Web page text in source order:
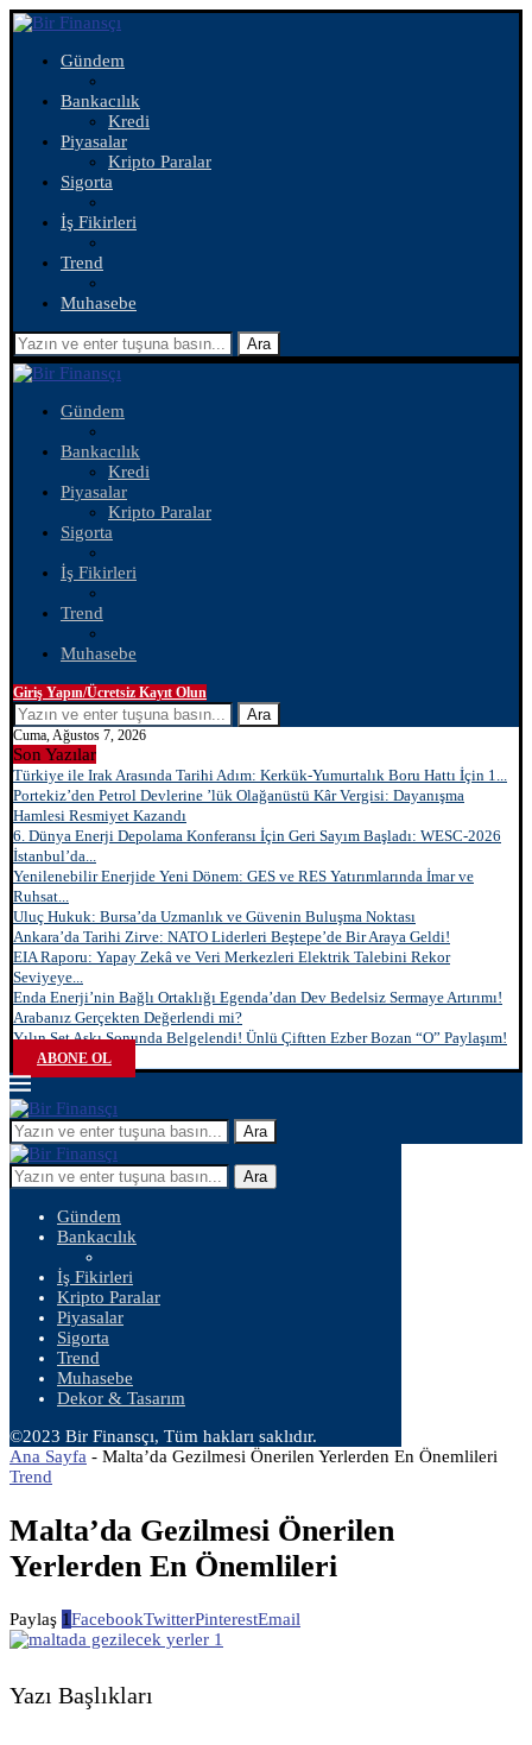
Gündem
Bankacılık
Kredi
Piyasalar
Kripto Paralar
Sigorta
İş Fikirleri
Trend
Muhasebe
Ara
Gündem
Bankacılık
Kredi
Piyasalar
Kripto Paralar
Sigorta
İş Fikirleri
Trend
Muhasebe
Giriş Yapın/Ücretsiz Kayıt Olun
Ara
Cuma, Ağustos 7, 2026
Son Yazılar
Türkiye ile Irak Arasında Tarihi Adım: Kerkük-Yumurtalık Boru Hattı İçin 1...
Portekiz’den Petrol Devlerine ’lük Olağanüstü Kâr Vergisi: Dayanışma
Hamlesi Resmiyet Kazandı
6. Dünya Enerji Depolama Konferansı İçin Geri Sayım Başladı: WESC-2026
İstanbul’da...
Yenilenebilir Enerjide Yeni Dönem: GES ve RES Yatırımlarında İmar ve
Ruhsat...
Uluç Hukuk: Bursa’da Uzmanlık ve Güvenin Buluşma Noktası
Ankara’da Tarihi Zirve: NATO Liderleri Beştepe’de Bir Araya Geldi!
EIA Raporu: Yapay Zekâ ve Veri Merkezleri Elektrik Talebini Rekor
Seviyeye...
Enda Enerji’nin Bağlı Ortaklığı Egenda’dan Dev Bedelsiz Sermaye Artırımı!
Arabanız Gerçekten Değerlendi mi?
Yılın Set Aşkı Sonunda Belgelendi! Ünlü Çiftten Ezber Bozan “O” Paylaşım!
ABONE OL
Ara
Ara
Gündem
Bankacılık
İş Fikirleri
Kripto Paralar
Piyasalar
Sigorta
Trend
Muhasebe
Dekor & Tasarım
©2023 Bir Finansçı, Tüm hakları saklıdır.
Ana Sayfa - Malta’da Gezilmesi Önerilen Yerlerden En Önemlileri
Trend
Malta’da Gezilmesi Önerilen
Yerlerden En Önemlileri
Paylaş 1FacebookTwitterPinterestEmail
Yazı Başlıkları